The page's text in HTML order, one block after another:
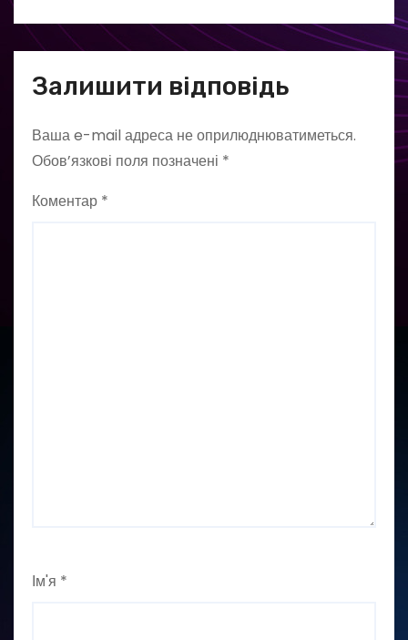
Залишити відповідь
Ваша e-mail адреса не оприлюднюватиметься.
Обов’язкові поля позначені *
Коментар *
Ім'я *